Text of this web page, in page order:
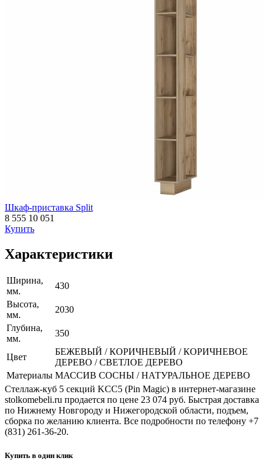
Шкаф-приставка Split
8 555 10 051
Купить
Характеристики
Ширина,
мм.
430
Высота,
мм.
2030
Глубина,
мм.
350
Цвет
БЕЖЕВЫЙ / КОРИЧНЕВЫЙ / КОРИЧНЕВОЕ
ДЕРЕВО / СВЕТЛОЕ ДЕРЕВО
Материалы МАССИВ СОСНЫ / НАТУРАЛЬНОЕ ДЕРЕВО
Стеллаж-куб 5 секций KCC5 (Pin Magic) в интернет-магазине
stolkomebeli.ru продается по цене 23 074 руб. Быстрая доставка
по Нижнему Новгороду и Нижегородской области, подъем,
сборка по желанию клиента. Все подробности по телефону +7
(831) 261-36-20.
Купить в один клик